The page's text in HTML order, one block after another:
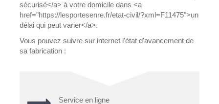
sécurisé</a> à votre domicile dans <a
href="https://lesportesenre.fr/etat-civil/?xml=F11475">un
délai qui peut varier</a>.
Vous pouvez suivre sur internet l'état d'avancement de
sa fabrication :
Service en ligne